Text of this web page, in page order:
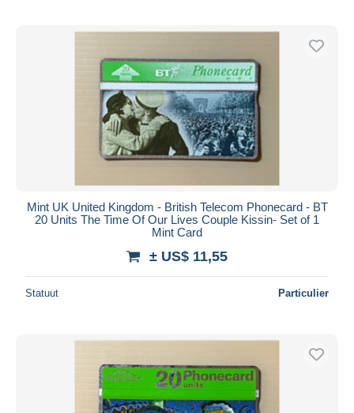
Mint UK United Kingdom - British Telecom Phonecard - BT
20 Units The Time Of Our Lives Couple Kissin- Set of 1
Mint Card
± US$ 11,55
Statuut Particulier